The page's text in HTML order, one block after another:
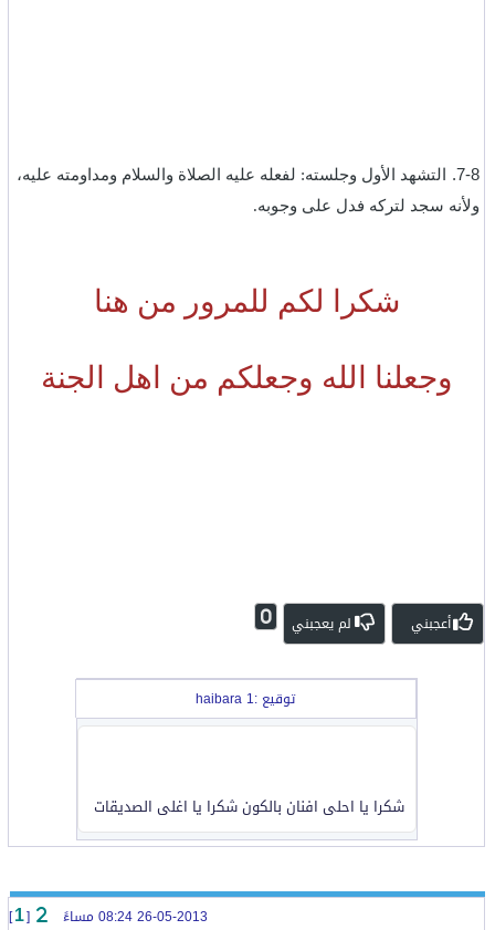
7-8.
التشهد الأول وجلسته: لفعله عليه الصلاة والسلام ومداومته عليه،
ولأنه سجد لتركه فدل على وجوبه.‏
شكرا لكم للمرور من هنا
وجعلنا الله وجعلكم من اهل الجنة
أعجبني لم يعجبني 0
توقيع :haibara 1
شكرا يا احلى افنان بالكون شكرا يا اغلى الصديقات
[
1
]